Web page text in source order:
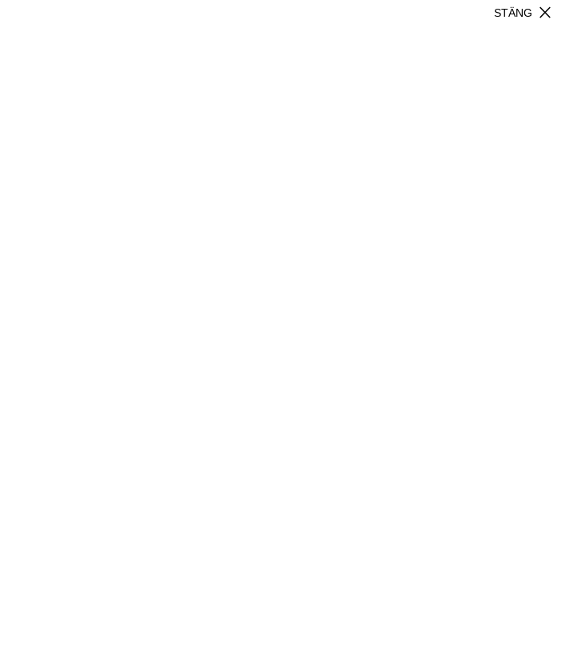
close
STÄNG